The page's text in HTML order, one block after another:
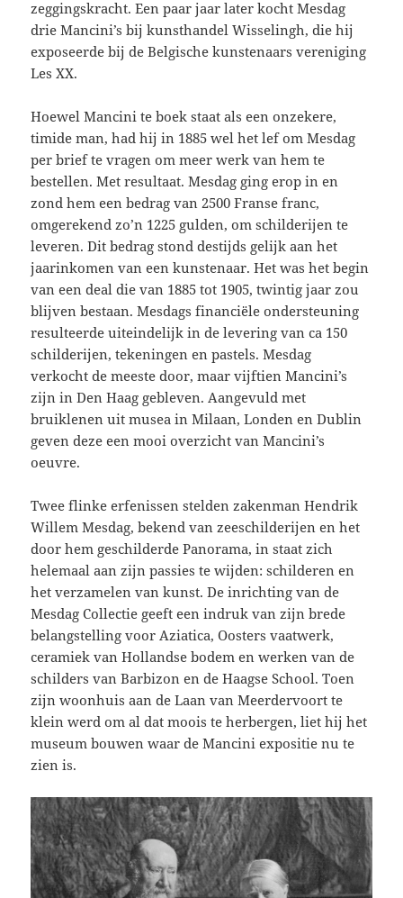
zeggingskracht. Een paar jaar later kocht Mesdag
drie Mancini’s bij kunsthandel Wisselingh, die hij
exposeerde bij de Belgische kunstenaars vereniging
Les XX.
Hoewel Mancini te boek staat als een onzekere,
timide man, had hij in 1885 wel het lef om Mesdag
per brief te vragen om meer werk van hem te
bestellen. Met resultaat. Mesdag ging erop in en
zond hem een bedrag van 2500 Franse franc,
omgerekend zo’n 1225 gulden, om schilderijen te
leveren. Dit bedrag stond destijds gelijk aan het
jaarinkomen van een kunstenaar. Het was het begin
van een deal die van 1885 tot 1905, twintig jaar zou
blijven bestaan. Mesdags financiële ondersteuning
resulteerde uiteindelijk in de levering van ca 150
schilderijen, tekeningen en pastels. Mesdag
verkocht de meeste door, maar vijftien Mancini’s
zijn in Den Haag gebleven. Aangevuld met
bruiklenen uit musea in Milaan, Londen en Dublin
geven deze een mooi overzicht van Mancini’s
oeuvre.
Twee flinke erfenissen stelden zakenman Hendrik
Willem Mesdag, bekend van zeeschilderijen en het
door hem geschilderde Panorama, in staat zich
helemaal aan zijn passies te wijden: schilderen en
het verzamelen van kunst. De inrichting van de
Mesdag Collectie geeft een indruk van zijn brede
belangstelling voor Aziatica, Oosters vaatwerk,
ceramiek van Hollandse bodem en werken van de
schilders van Barbizon en de Haagse School. Toen
zijn woonhuis aan de Laan van Meerdervoort te
klein werd om al dat moois te herbergen, liet hij het
museum bouwen waar de Mancini expositie nu te
zien is.